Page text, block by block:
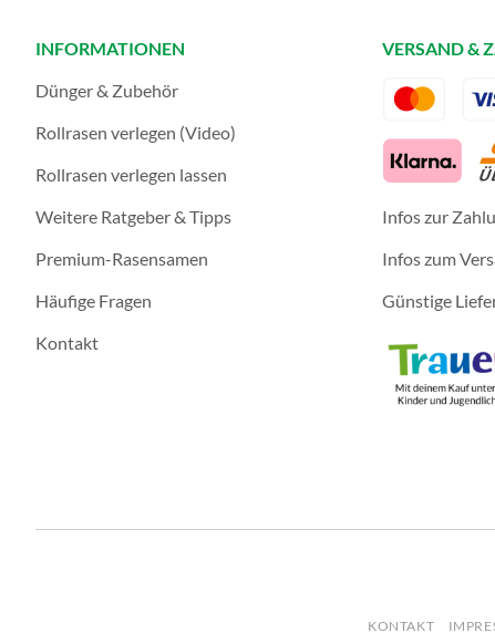
INFORMATIONEN
Dünger & Zubehör
Rollrasen verlegen (Video)
Rollrasen verlegen lassen
Weitere Ratgeber & Tipps
Premium-Rasensamen
Häufige Fragen
Kontakt
VERSAND &
Infos zur
Infos zum
Günstige
KONTAKT